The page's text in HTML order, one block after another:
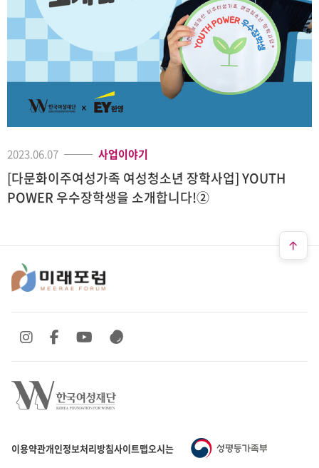
2023.06.07 사업이야기
[다문화이주여성가족 여성청소년 장학사업] YOUTH
POWER 우수장학생을 소개합니다!②
이용약관개인정보처리방침사이트맵오시는 길
SNS 바로가기
SNS 바로가기SNS 바로가기
SNS 바로가기